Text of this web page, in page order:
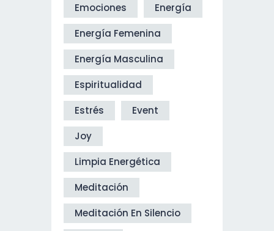
Emociones
Energía
Energía Femenina
Energía Masculina
Espiritualidad
Estrés
Event
Joy
Limpia Energética
Meditación
Meditación En Silencio